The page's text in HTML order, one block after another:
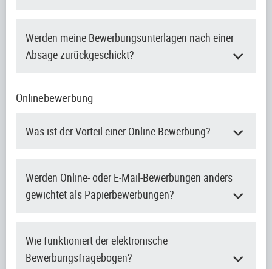
Werden meine Bewerbungsunterlagen nach einer
Absage zurückgeschickt?
Onlinebewerbung
Was ist der Vorteil einer Online-Bewerbung?
Werden Online- oder E-Mail-Bewerbungen anders
gewichtet als Papierbewerbungen?
Wie funktioniert der elektronische
Bewerbungsfragebogen?